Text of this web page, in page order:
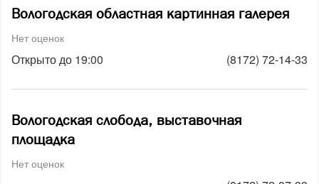
Вологодская областная картинная галерея
Нет оценок
Открыто до 19:00 (8172) 72-14-33
Вологодская слобода, выставочная
площадка
Нет оценок